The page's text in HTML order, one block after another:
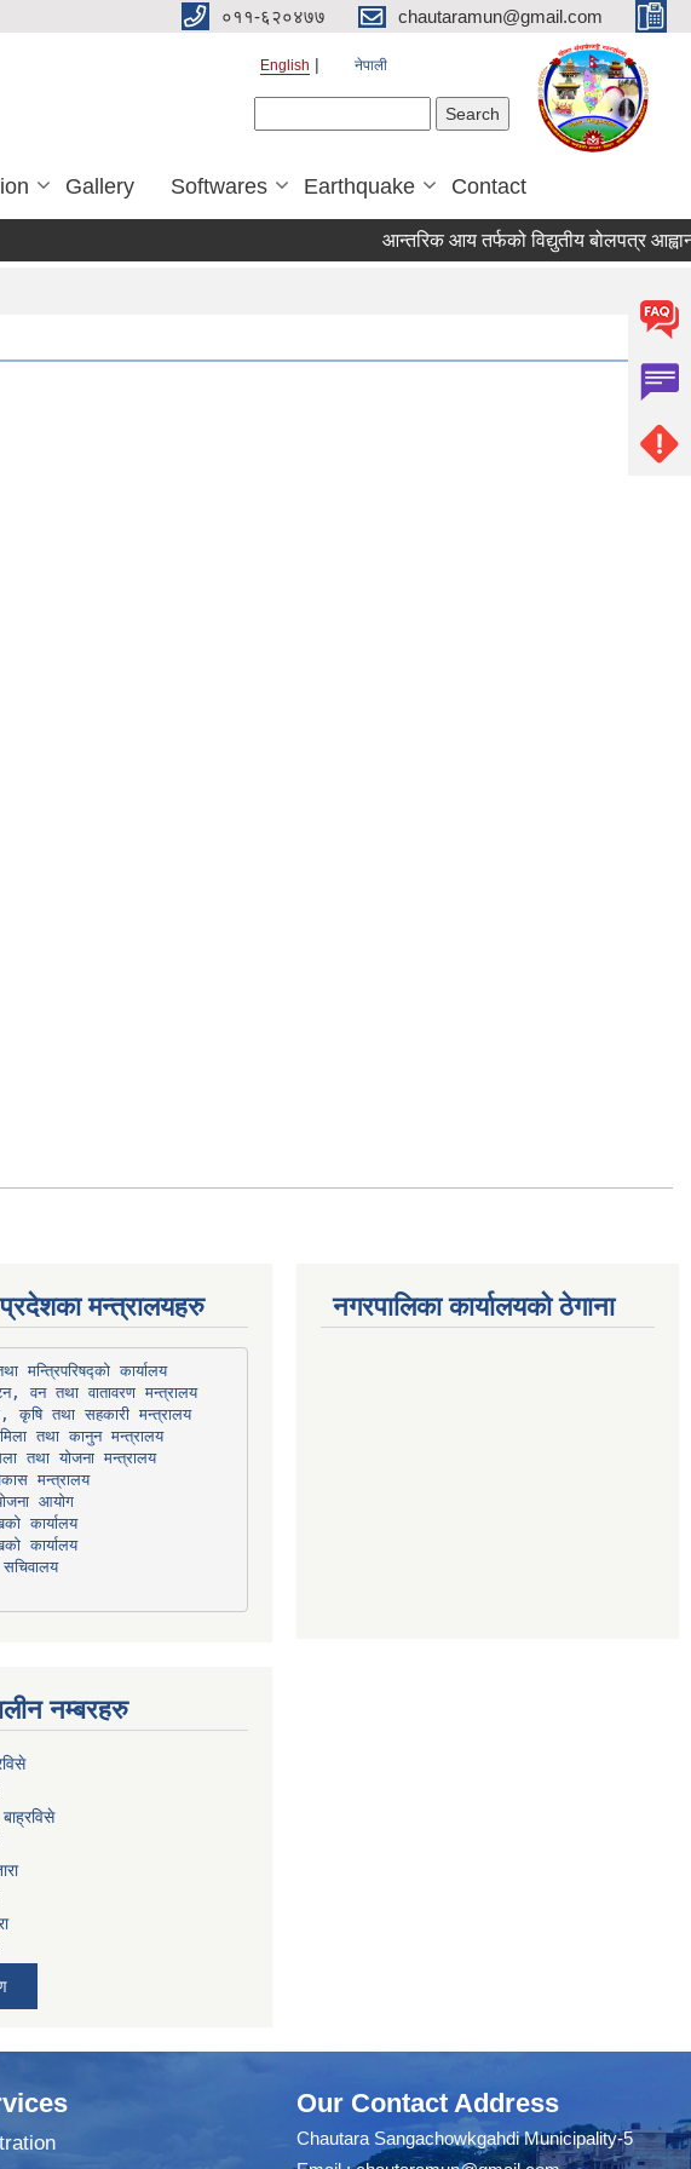
०११-६२०४७७ chautaramun@gmail.com
English नेपाली
Gallery Softwares Earthquake Contact
आन्तरिक आय तर्फको विद्युतीय बोलपत्र आह्वान
प्रदेशका मन्त्रालयहरु
मुख्यमन्त्री तथा मन्त्रिपरिषद्को कार्यालय
वन तथा वातावरण मन्त्रालय
कृषि तथा सहकारी मन्त्रालय
आन्तरिक मामिला तथा कानुन मन्त्रालय
आर्थिक मामिला तथा योजना मन्त्रालय
मन्त्रालय
नीति तथा योजना आयोग
कार्यालय
कार्यालय
नम्बरहरु
नगरपालिका कार्यालयको ठेगाना
Our Contact Address
Chautara Sangachowkgahdi Municipality-5